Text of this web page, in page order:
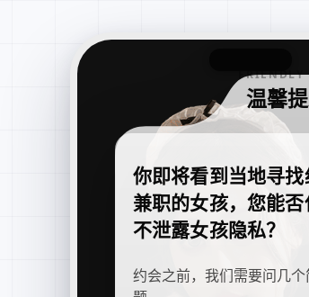
温馨
你即将看到当地寻
兼职的女孩，您能否
不泄露女孩隐私？
约会之前，我们需要问几个